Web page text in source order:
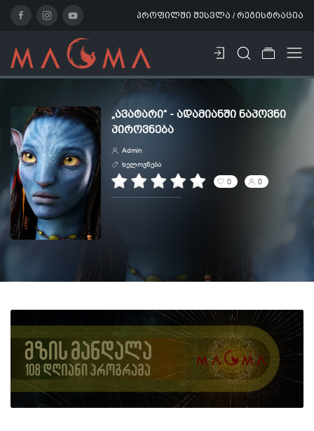
პროფილში შესვლა / რეგისტრაცია
„ᲐᲕᲐᲢᲐᲠᲘ“ - ᲐᲓᲐᲛᲘᲐᲜᲨᲘ ᲜᲐᲞᲝᲕᲜᲘ
ᲞᲘᲠᲝᲕᲜᲔᲑᲐ
Admin
ხელოვნება
0 0